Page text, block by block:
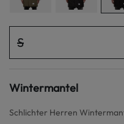
S
Wintermantel
Schlichter Herren